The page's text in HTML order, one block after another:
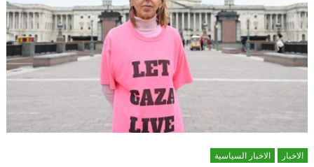
الاخبار الاخبار السياسية